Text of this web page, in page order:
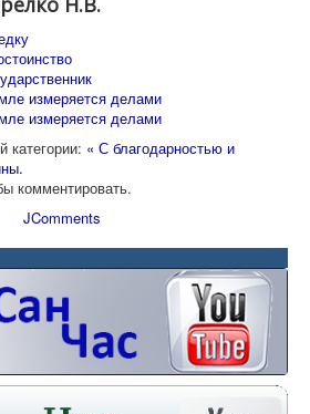
измеряется делами
измеряется делами
категории: « С благодарностью и
комментировать.
JComments